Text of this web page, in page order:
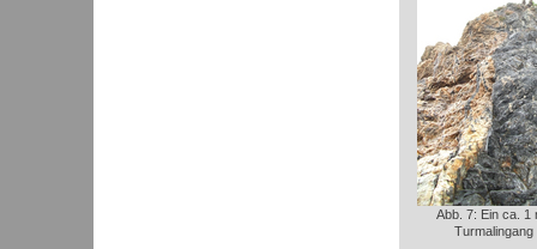
Abb. 7: Ein ca. 1
Turmalingang